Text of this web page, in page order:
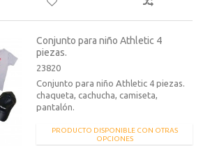
Conjunto para niño Athletic 4
piezas.
23820
Conjunto para niño Athletic 4 piezas.
chaqueta, cachucha, camiseta,
pantalón.
PRODUCTO DISPONIBLE CON OTRAS
OPCIONES